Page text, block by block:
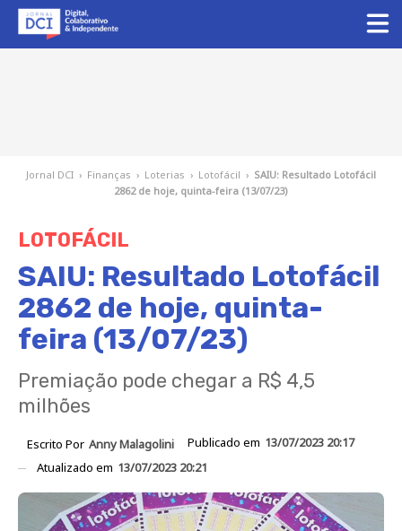
Jornal DCI › Finanças › Loterias › Lotofácil › SAIU: Resultado Lotofácil
2862 de hoje, quinta-feira (13/07/23)
LOTOFÁCIL
SAIU: Resultado Lotofácil
2862 de hoje, quinta-
feira (13/07/23)
Premiação pode chegar a R$ 4,5
milhões
Escrito Por Anny Malagolini Publicado em 13/07/2023 20:17
Atualizado em 13/07/2023 20:21